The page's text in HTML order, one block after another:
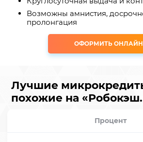
Возможны амнистия,
пролонгация
ОФОРМИТЬ ОНЛАЙН
Лучшие
похожие на
Процент